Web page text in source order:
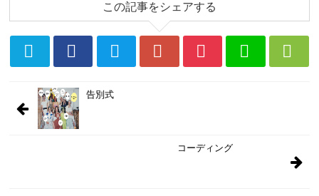
この記事をシェアする
告別式
コーディング